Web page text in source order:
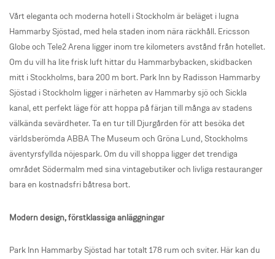
Vårt eleganta och moderna hotell i Stockholm är beläget i lugna
Hammarby Sjöstad, med hela staden inom nära räckhåll. Ericsson
Globe och Tele2 Arena ligger inom tre kilometers avstånd från hotellet.
Om du vill ha lite frisk luft hittar du Hammarbybacken, skidbacken
mitt i Stockholms, bara 200 m bort. Park Inn by Radisson Hammarby
Sjöstad i Stockholm ligger i närheten av Hammarby sjö och Sickla
kanal, ett perfekt läge för att hoppa på färjan till många av stadens
välkända sevärdheter. Ta en tur till Djurgården för att besöka det
världsberömda ABBA The Museum och Gröna Lund, Stockholms
äventyrsfyllda nöjespark. Om du vill shoppa ligger det trendiga
området Södermalm med sina vintagebutiker och livliga restauranger
bara en kostnadsfri båtresa bort.
Modern design, förstklassiga anläggningar
Park Inn Hammarby Sjöstad har totalt 178 rum och sviter. Här kan du